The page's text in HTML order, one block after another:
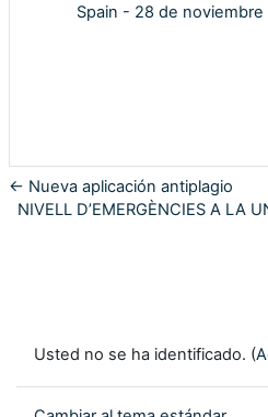
Spain - 28 de
← Nueva aplicación antiplagio
NIVELL D’EMERGÈNCIES A LA
Usted no se ha identificado. (